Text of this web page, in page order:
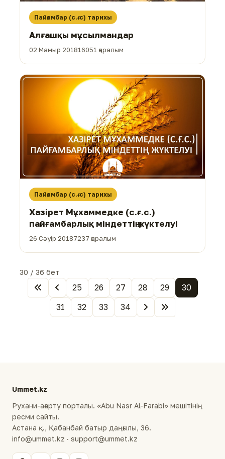
Пайғамбар (с.ғ.с) тарихы
Алғашқы мұсылмандар
02 Мамыр 201816051 қаралым
Пайғамбар (с.ғ.с) тарихы
Хазірет Мұхаммедке (с.ғ.с.)
пайғамбарлық міндеттің жүктелуі
26 Сәуір 20187237 қаралым
30 / 36 бет
25 26 27 28 29
30
31
32 33 34
Ummet.kz
Рухани-ағарту порталы. «Abu Nasr Al-Farabi» мешітінің
ресми сайты.
Астана қ., Қабанбай батыр даңғылы, 36.
info@ummet.kz · support@ummet.kz